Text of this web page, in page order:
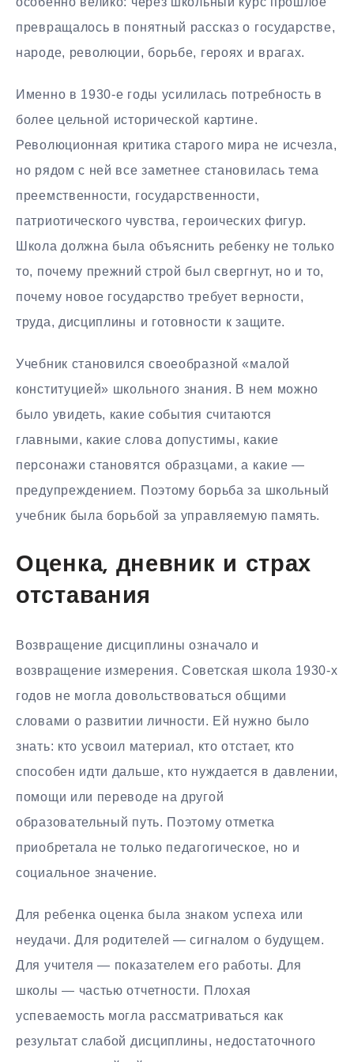
превращалось в понятный рассказ о государстве,
народе, революции, борьбе, героях и врагах.
Именно в 1930-е годы усилилась потребность в
более цельной исторической картине.
Революционная критика старого мира не исчезла,
но рядом с ней все заметнее становилась тема
преемственности, государственности,
патриотического чувства, героических фигур.
Школа должна была объяснить ребенку не только
то, почему прежний строй был свергнут, но и то,
почему новое государство требует верности,
труда, дисциплины и готовности к защите.
Учебник становился своеобразной «малой
конституцией» школьного знания. В нем можно
было увидеть, какие события считаются
главными, какие слова допустимы, какие
персонажи становятся образцами, а какие —
предупреждением. Поэтому борьба за школьный
учебник была борьбой за управляемую память.
Оценка, дневник и страх
отставания
Возвращение дисциплины означало и
возвращение измерения. Советская школа 1930-х
годов не могла довольствоваться общими
словами о развитии личности. Ей нужно было
знать: кто усвоил материал, кто отстает, кто
способен идти дальше, кто нуждается в давлении,
помощи или переводе на другой
образовательный путь. Поэтому отметка
приобретала не только педагогическое, но и
социальное значение.
Для ребенка оценка была знаком успеха или
неудачи. Для родителей — сигналом о будущем.
Для учителя — показателем его работы. Для
школы — частью отчетности. Плохая
успеваемость могла рассматриваться как
результат слабой дисциплины, недостаточного